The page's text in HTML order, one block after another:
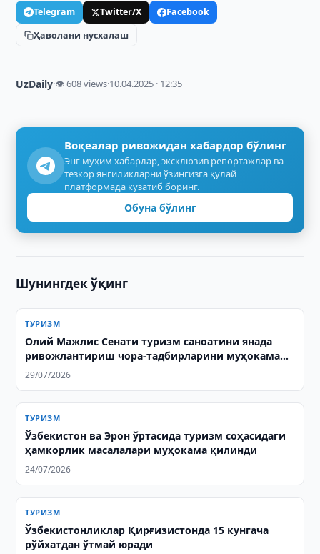
Telegram Twitter/X
Facebook
Ҳаволани нусхалаш
UzDaily·👁 608 views·10.04.2025 · 12:35
Воқеалар ривожидан хабардор бўлинг
Энг муҳим хабарлар, эксклюзив репортажлар ва
тезкор янгиликларни ўзингизга қулай
платформада кузатиб боринг.
Обуна бўлинг
Шунингдек ўқинг
ТУРИЗМ
Олий Мажлис Сенати туризм саноатини янада
ривожлантириш чора-тадбирларини муҳокама
қилди
29/07/2026
ТУРИЗМ
Ўзбекистон ва Эрон ўртасида туризм соҳасидаги
ҳамкорлик масалалари муҳокама қилинди
24/07/2026
ТУРИЗМ
Ўзбекистонликлар Қирғизистонда 15 кунгача
рўйхатдан ўтмай юради